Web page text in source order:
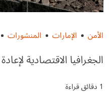
الأمن الإمارات المنشورات
الجغرافيا الاقتصادية
1 دقائق قراءة